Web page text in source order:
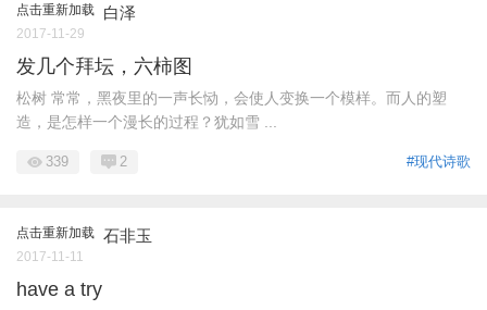
点击重新加载 白泽
2017-11-29
发几个拜坛，六柿图
松树 常常，黑夜里的一声长恸，会使人变换一个模样。而人的塑
造，是怎样一个漫长的过程？犹如雪 ...
#现代诗歌
339 2
点击重新加载 石非玉
2017-11-11
have a try